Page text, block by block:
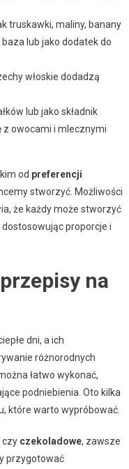
truskawki, maliny, banany
lub jako dodatek do
włoskie dodadzą
lub jako składnik
z owocami i mlecznymi
od preferencji
stworzyć. Możliwości
że każdy może stworzyć
proporcje i
na
dni, a ich
różnorodnych
łatwo wykonać,
podniebienia. Oto kilka
które warto wypróbować.
czy czekoladowe, zawsze
przygotować